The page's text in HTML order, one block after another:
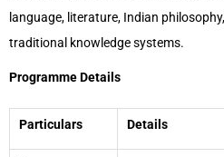
language, literature, Indian
traditional knowledge systems.
Programme Details
Particulars Details